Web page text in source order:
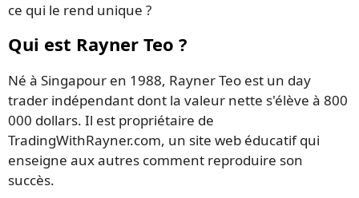
ce qui le rend unique ?
Qui est Rayner Teo ?
Né à Singapour en 1988, Rayner Teo est un day
trader indépendant dont la valeur nette s'élève à 800
000 dollars. Il est propriétaire de
TradingWithRayner.com, un site web éducatif qui
enseigne aux autres comment reproduire son
succès.